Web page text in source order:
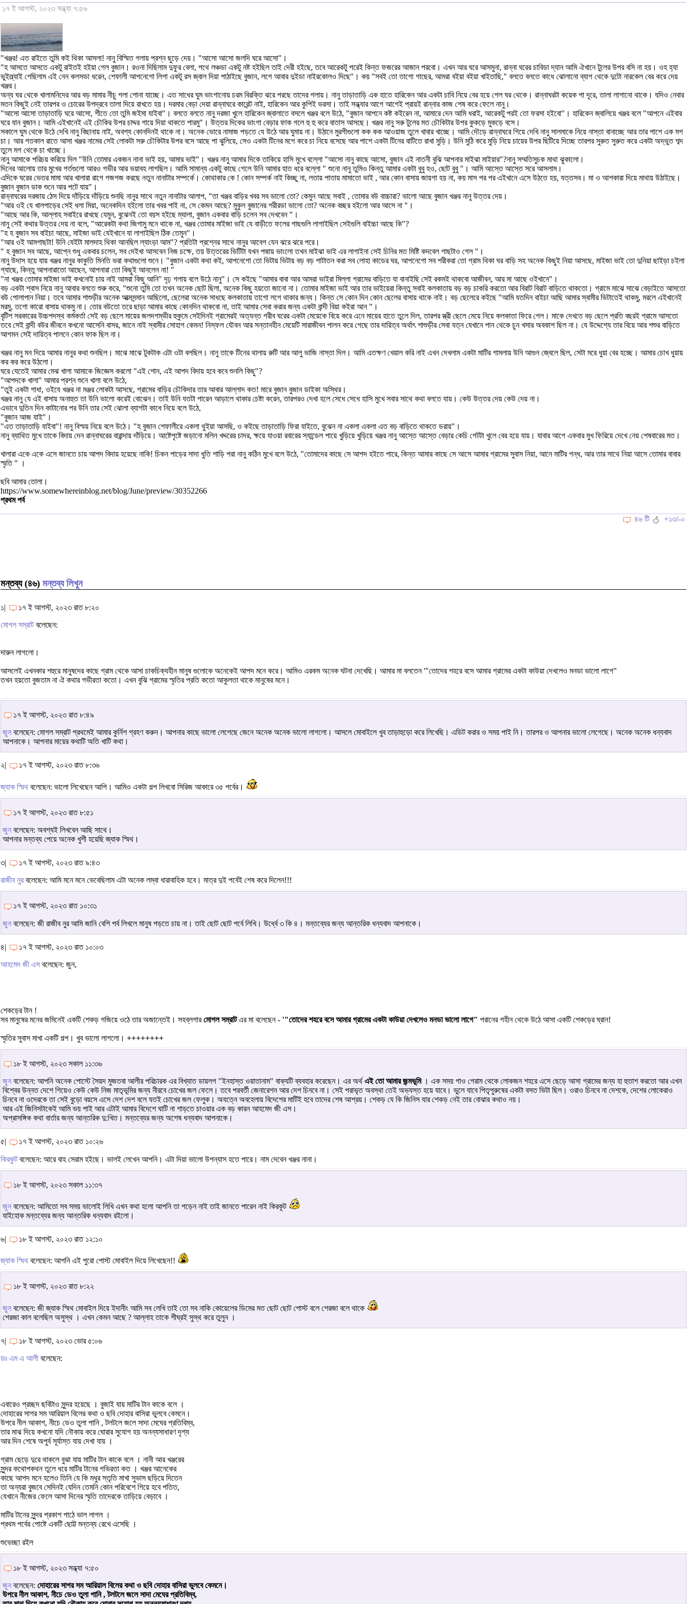
১৭ ই আগস্ট, ২০২৩ সন্ধ্যা ৭:৫৬
"খঞ্জর! এত রাইতে তুমি কই থিকা আসলা! নানু বিস্মিত গলায় প্রশ্ন ছুড়ে দেয়। "আসো আসো জলদি ঘরে আসো"।
"হ আসতে আসতে একটু রাইতই হইয়া গেল বুজান। রওনা দিছিলাম দুফুর বেলা, পথে লঞ্চডা একটু নষ্ট হইছিল তাই দেরী হইছে, তবে আরেকটু পরেই কিন্ত ফজরের আজান পরবো। এখন আর ঘরে আসমুনা, রান্না ঘরের চাবিডা দ্যান আমি ঐখানে টুলের উপর বসি না হয়। ওহ হ্যা
ভুইল্ল্যাই গেছিলাম এই নেন কলসডা ধরেন, শেফালী আপনেগো লিগা একটু রস জ্বাল দিয়া পাঠাইছে বুজান, লগে আবার দুইডা নাইরকোলও দিছে"। কয় "সবই তো তাগো গাছের, আমরা বইয়া বইয়া খাইতাছি," বলতে বলতে কাধে ঝোলানো ব্যাগ থেকে দুটো নারকেল বের করে দেয়
খঞ্জর।
অন্য ঘর থেকে খালামনিদের আর বড় মামার নীচু গলা শোনা যাচ্ছে। এত সাধের ঘুম ভাংগানোয় চরম বিরক্তি ঝরে পরছে তাদের গলায়। নানু তাড়াতাড়ি এক হাতে হারিকেন আর একটা চাবি নিয়ে বের হয়ে গেল ঘর থেকে। রান্নাঘরটা কয়েক পা দূরে, তালা লাগানো থাকে। যদিও নেবার
মতন কিছুই নেই তারপর ও চোরের উপদ্রবে তালা দিয়ে রাখতে হয়। দরমার বেড়া দেয়া রান্নাঘরে কারেন্ট নাই, হারিকেন আর কুপিই ভরসা। তাই সন্ধ্যার আগে আগেই প্রায়ই রান্নার কাজ শেষ করে ফেলে নানু।
"আসো আসো তাড়াতাড়ি ঘরে আসো, শীতে তো তুমি জইমা যাইবা"। বলতে বলতে নানু দরজা খুলে হারিকেন জ্বালাতে বসলে খঞ্জর বলে উঠে, "বুজান আপনে কষ্ট কইরেন না, আমারে দেন আমি ধরাই, আরেকটু পরই তো ফরসা হইবো"। হারিকেন জ্বালিয়ে খঞ্জর বলে "আপনে এইবার
ঘরে যান বুজান। আমি এইখানেই এই চৌকির উপর চাদ্দর গায়ে দিয়া থাকতে পারমু"। উত্তর দিকের ভাংগা বেড়ার ফাক গলে হু হু করে বাতাস আসছে। খঞ্জর নানু সরু টুলের মত চৌকিটার উপর কুকড়ে মুকড়ে বসে।
সকালে ঘুম থেকে উঠে দেখি নানু বিছানায় নাই, অবশ্য কোনদিনই থাকে না। অনেক ভোরে নামাজ পড়তে যে উঠে আর ঘুমায় না। উঠানে মুরগীগুলো কক কক আওয়াজ তুলে খাবার খাচ্ছে। আমি দৌড়ে রান্নাঘরে গিয়ে দেখি নানু সালমাকে নিয়ে নাস্তা বানাচ্ছে আর তার পাশে এক মগ
চা। আর গতকাল রাতে আসা খঞ্জর নামের সেই লোকটা সরু চৌকিটার উপর বসে আছে পা ঝুলিয়ে, সেও একটা টিনের মগে করে চা নিয়ে বসেছে আর পাশে একটা টিনের বাটিতে রাখা মুড়ি। উনি মুঠি করে মুড়ি নিয়ে চায়ের উপর ছিটিয়ে দিচ্ছে তারপর সুরুত সুরুত করে একটা অদ্ভুত শব্দ
তুলে মগ থেকে চা খাচ্ছে।
নানু আমাকে পরিচয় করিয়ে দিল "উনি তোমার একজন নানা ভাই হয়, আমার ভাই"। খঞ্জর নানু আমার দিকে তাকিয়ে হাসি মুখে বল্লো "আসো নানু কাছে আসো, বুজান এই নাতনী বুঝি আপনার মাইঝা মাইয়ার"?নানু সম্মতিসুচক মাথা ঝুকালো।
দিনের আলোয় তার মুখের গর্তগুলো আরও গভীর আর ভয়াবহ লাগছিল। আমি সামান্য একটু কাছে গেলে উনি আমার হাত ধরে বল্লো " শুনো নানু তুমিও কিন্তু আমার একটা বুবু হও, ছোট বুবু "। আমি আস্তে আস্তে সরে আসলাম।
এদিকে ঘরের ভেতর মামা আর খালারা রাগে গজগজ করছে নতুন নানাটার সম্পর্কে। কোথাকার কে ! কোন সম্পর্ক নাই কিচ্ছু না, লতায় পাতায় মামাতো ভাই , আর কোন বাসায় জায়গা হয় না, কয় মাস পর পর এইখানে এসে উঠতে হয়, যত্তসব। মা ও আশকারা দিয়ে মাথায় উঠাইছে।
বুজান বুজান ডাক শুনে আর পটে যায়"।
রান্নাঘরের দরজায় ঠেস দিয়ে দাঁড়িয়ে দাঁড়িয়ে শুনছি নানুর সাথে নতুন নানাটার আলাপ, "তা খঞ্জর বাড়ির খবর সব ভালো তো? কেমুন আছে সবাই , তোমার বউ বাচ্চারা? ভালো আছে বুজান খঞ্জর নানু উত্তর দেয়।
"আর ওই যে খালপাড়ের সেই ধলা মিয়া, অনেকদিন হইলো তার খবর পাই না, সে কেমন আছে? মুকুল বুজানের শরীরডা ভালো তো? অনেক বচ্ছর হইলো আর আসে না "।
"আছে আর কি, আল্লাহ সবাইরে রাখছে যেমুন, বুঝেনই তো বয়স হইছে ম্যালা, বুজান একবার বাড়ি চলেন সব দেখবেন "।
নানু সেই কথার উত্তর দেয় না বলে, "আরেকটা কথা জিগামু মনে থাকে না, খঞ্জর তোমার মাইজা ভাই যে বাড়ীতে ফলের গাছগুলি লাগাইছিল সেইগুলি বাইচ্চা আছে কি"?
"হ হ বুজান সব বাইচা আছে, মাইজা ভাই যেইখানে যা লাগাইছিল ঠিক তেমুন"।
"আর ওই আমগাছটা! উনি যেইটা মালদাহ থিকা আনছিল ল্যাংড়া আম"? প্রতিটা প্রশ্নের সাথে নানুর আবেগ যেন ঝরে ঝরে পরে।
" হ বুজান সব আছে, আপ্নে শুধু একবার চলেন, সব দেইখা আসবেন নিজ চক্ষে, তয় উত্তরের ভিটিটা যখন পদ্মায় ভাংলো তখন মাইঝা ভাই এর লাগাইনা সেই চিনির মত মিষ্টি কদবেল গাছটাও গেল "।
নানু উদাস হয়ে যায় খঞ্জর নানুর কাকুতি মিনতি ভরা কথাগুলো শুনে। "বুজান একটা কথা কই, আপনেগো তো ভিটায় ভিটায় বড় বড় পাটাতন করা সব লোহা কাডের ঘর, আপনেগো সব শরীকরা তো গ্রাম থিকা ঘর বাড়ি সহ অনেক কিছুই নিয়া আসছে, মাইজা ভাই তো দুনিয়া ছাইড়া চইলা
গ্যাছে, কিন্তু আপনারাতো আছেন, আপনারা তো কিছুই আনলেন না! "
"না খঞ্জর তোমার মাইজা ভাই কখনোই চায় নাই আমরা কিছু আনি" দৃঢ় গলায় বলে উঠে নানু"। সে কইছে "আমার বাবা আর আমরা ভাইরা মিল্লা গ্রামের বাড়িতে যা বানাইছি সেই রকমই থাকবো আজীবন, আর মা আছে ওইখানে"।
বড় একটা শ্বাস নিয়ে নানু আবার বলতে শুরু করে, "শুনো তুমি তো তখন অনেক ছোট ছিলা, অনেক কিছু হয়তো জানো না। তোমার মাইজা ভাই আর তার ভাইয়েরা কিন্তু সবাই কলকাতায় বড় বড় চাকরি করতো আর বিরাট বিরাট বাড়িতে থাকতো। গ্রামে মাঝে সাঝে বেড়াইতে আসতো
বউ পোলাপান নিয়া। তবে আমার শাশুড়ীর অনেক আত্মসন্মান আছিলো, ছেলেরা অনেক সাধছে কলকাতায় তাগো লগে থাকার জন্য। কিন্ত সে কোন দিন কোন ছেলের বাসায় থাকে নাই। বড় ছেলেরে কইছে "আমি যতদিন বাইচা আছি আমার স্বামীর ভিটাতেই থাকমু, মরলে এইখানেই
মরমু, তগো কারো বাসায় থাকমু না। তোর বউতো তরে ছাড়া আমার কাছে কোনদিন থাকবো না, তাই আমার সেবা করার জন্য একটা বান্দী বিয়া কইরা আন "।
বৃটিশ সরকারের উচ্চপদস্থ কর্মকর্তা সেই বড় ছেলে মায়ের জলদগম্ভীর হুকুমে সেইদিনই গ্রামেরই অত্যন্ত গরীব ঘরের একটা মেয়েকে বিয়ে করে এনে মায়ের হাতে তুলে দিল, তারপর স্ত্রী ছেলে মেয়ে নিয়ে কলকাতা ফিরে গেল। মাকে দেখতে বড় ছেলে প্রতি বছরই গ্রামে আসতো
তবে সেই বান্দী বউর জীবনে কখনো আসেনি বাসর, জানে নাই স্বামীর সোহাগ কেমন! নিস্ফল যৌবন আর সন্তানহীন মেয়েটি সারাজীবন পালন করে গেছে তার দায়িত্ব অর্থাৎ শাশুড়ীর সেবা যত্ন যেখানে পান থেকে চুন খসার অবকাশ ছিল না। যে উদ্দেশ্যে তার বিয়ে আর শশুর বাড়িতে
আগমন সেই দায়িত্ব পালনে কোন ফাক ছিল না।
খঞ্জর নানু মন দিয়ে আমার নানুর কথা শুনছিল। মাঝে মাঝে টুকটাক এটা ওটা বলছিল। নানু তাকে টিনের থালায় রুটি আর আলু ভাজি নাস্তা দিল। আমি এতক্ষণ খেয়াল করি নাই এখন দেখলাম একটা মাটির গামলায় উনি আগুন জ্বেলে ছিল, সেটা মরে ধুয়া বের হচ্ছে। আমার চোখ ধুয়ায়
কর কর করে উঠলো।
ঘরে যেতেই আমার মেঝ খালা আমাকে জিজ্ঞেস করলো "এই শোন, এই আপদ বিদায় হবে কবে শুনলি কিছু"?
"আপদকে খালা" আমার প্রশ্ন শুনে খালা বলে উঠে,
"তুই একটা গাধা, ওইযে খঞ্জর না মঞ্জর লোকটা আসছে, গ্রামের বাড়ির চৌকিদার তার আবার আল্লাদ কত! মারে বুজান বুজান ডাইকা অস্থির।
খঞ্জর নানু যে এই বাসায় অনাহুত তা উনি ভালো করেই বোঝেন। তাই উনি যতটা পারেন আড়ালে থাকার চেষ্টা করেন, তারপরও দেখা হলে সেধে সেধে হাসি মুখে সবার সাথে কথা বলতে যায়। কেউ উত্তর দেয় কেউ দেয় না।
এভাবে দুতিন দিন কাটানোর পর উনি তার সেই ঝোলা ব্যাগটা কাধে নিয়ে বলে উঠে,
"বুজান আজ যাই"।
"এত তাড়াতাড়ি যাইবা"! নানু বিস্ময় নিয়ে বলে উঠে। "হ বুজান শেফালীরে একলা থুইয়া আসছি, ও কইছে তাড়াতাড়ি ফিরা যাইতে, বুঝেন না একলা একলা এত বড় বাড়িতে থাকতে ডরায়"।
নানু ব্যাথিত মুখে তাকে বিদায় দেন রান্নাঘরের বারান্দায় দাঁড়িয়ে। আষ্টেপৃষ্টে জড়ানো মলিন খদ্দরের চাদর, ক্ষয়ে যাওয়া রবারের স্যান্ডেল পায়ে খুড়িয়ে খুড়িয়ে খঞ্জর নানু আস্তে আস্তে বেড়ার কেচি গেটটা খুলে বের হয়ে যায়। যাবার আগে একবার মুখ ফিরিয়ে দেখে নেয় শেষবারের মত।
খালারা একে একে এসে জানতে চায় আপদ বিদায় হয়েছে নাকি! চিকন পাড়ের সাদা ধুতি শাড়ি পরা নানু কঠিন মুখে বলে উঠে, "তোমাদের কাছে সে আপদ হইতে পারে, কিন্ত আমার কাছে সে আসে আমার গ্রামের সুবাস নিয়া, আনে মাটির গন্ধ, আর তার সাথে নিয়া আসে তোমার বাবার
স্মৃতি " ।
ছবি আমার তোলা।
https://www.somewhereinblog.net/blog/June/preview/30352266
প্রথম পর্ব
৪৬ টি +১৩/-০
মন্তব্য (৪৬) মন্তব্য লিখুন
১| ১৭ ই আগস্ট, ২০২৩ রাত ৮:২০
মোগল সম্রাটবলেছেন:
দারুন লাগলো।
আসলেই এখনকার শহুরে মানুষদের কাছে গ্রাম থেকে আসা চাকচিক্যহীন মানুষ গুলোকে অনেকেই আপদ মনে করে। আমিও এরকম অনেক ঘটনা দেখেছি। আমার মা বলতেন '"তোদের শহরে বসে আমার গ্রামের একটা কাউয়া দেখলেও মনডা ভালো লাগে"
তখন হয়তো বুজতাম না ঐ কথার গভীরতা কতো। এখন বুঝি গ্রামের স্মৃতির প্রতি কতো আকুলতা থাকে মানুষের মনে।
১৭ ই আগস্ট, ২০২৩ রাত ৮:৪৯
জুন বলেছেন: মোগল সম্রাট প্রথমেই আমার কুর্নিশ গ্রহণ করুন। আপনার কাছে ভালো লেগেছে জেনে অনেক অনেক ভালো লাগলো। আসলে মোবাইলে খুব তাড়াহুড়ো করে লিখেছি। এডিট করার ও সময় পাই নি। তারপর ও আপনার ভালো লেগেছে। অনেক অনেক ধন্যবাদ
আপনাকে। আপনার মায়ের কথাটি অতি খাটি কথা।
২| ১৭ ই আগস্ট, ২০২৩ রাত ৮:৩৬
জ্যাক স্মিথ বলেছেন: ভালো লিখেছেন আপি। আমিও একটা গল্প লিখবো সিরিজ আকারে ৩৫ পর্বের।
১৭ ই আগস্ট, ২০২৩ রাত ৮:৫১
জুন বলেছেন: অবশ্যই লিখবেন আছি সাথে।
আপনার মন্তব্য পেয়ে অনেক খুশী হয়েছি জ্যাক স্মিথ।
৩| ১৭ ই আগস্ট, ২০২৩ রাত ৯:৪৩
রাজীব নুরবলেছেন: আমি মনে মনে ভেবেছিলাম এটা অনেক লম্বা ধারাবাহিক হবে। মাত্র দুই পর্বেই শেষ করে দিলেন!!!
১৭ ই আগস্ট, ২০২৩ রাত ১০:৩১
জুন বলেছেন: জী রাজীব নুর আমি জানি বেশি পর্ব লিখলে মানুষ পড়তে চায় না। তাই ছোট ছোট পর্বে লিখি। উর্ধ্বে ৩ কি ৪। মন্তব্যের জন্য আন্তরিক ধন্যবাদ আপনাকে।
৪| ১৭ ই আগস্ট, ২০২৩ রাত ১০:০৩
আহমেদ জী এস বলেছেন: জুন,
শেকড়ের টান !
সব মানুষের মনের জমিনেই একটি শেকড় গজিয়ে ওঠে তার অজান্তেই। সহব্লগারমোগল সম্রাটএর মা বলেছেন - '"তোদের শহরে বসে আমার গ্রামের একটা কাউয়া দেখলেও মনডা ভালো লাগে" পরানের গহীন থেকে উঠে আসা একটি শেকড়ের ঘ্রান!
স্মৃতির সুবাস মাখা একটি গল্প। খুব ভালো লাগলো। ++++++++
১৮ ই আগস্ট, ২০২৩ সকাল ১১:৩৬
জুন বলেছেন: আপনি অনেক পোস্টে সৈয়দ মুজতবা আলীর পরিচারক এর বিখ্যাত ডায়লগ "ইনহাস্ত ওয়াতানাম" বাক্যটি ব্যবহার করেছেন। এর অর্থ এই তো আমার জন্মভূমি । এক সময় গাও গেরাম থেকে লোকজন শহরে এসে ছেড়ে আসা গ্রামের জন্য হা হুতাশ করতো আর এখন
বিশ্বের উন্নত দেশে গিয়েও কেউ কেউ নিজ মাতৃভূমির জন্য নীরবে চোখের জল ফেলে। তবে পরবর্তী জেনারেশন আর দেশ চিনবে না। সেই পরাভৃত অবস্থা তেই অভ্যস্ত হয়ে যাবে। ভুলে যাবে পিতৃপুরুষের একটা বসত ভিটা ছিল। ওরাও চিনবে না দেশকে, দেশের লোকেরাও
চিনবে না ওদেরকে তা সেই বুড়ো বয়সে এসে দেশ দেশ বলে যতই চোখের জল ফেলুক। অযত্নে অবহেলায় বিদেশের মাটিই হবে তাদের শেষ আশ্রয়। শেকড় যে কি জিনিস যার শেকড় নেই তার বোঝার কথাও নয়।
আর এই জিনিসটাকেই আমি ভয় পাই আর এটাই আমার বিদেশে ঘাটি না গাড়তে চাওয়ার এক বড় কারন আহমেদ জী এস।
অপ্রাসঙ্গিক কথা বার্তার জন্য আন্তরিক দু:খিত। মন্তব্যের জন্য অশেষ ধন্যবাদ আপনাকে।
৫| ১৭ ই আগস্ট, ২০২৩ রাত ১০:২৬
কিরকুটবলেছেন: আরে বাহ সেরাম হইছে। ভালই লেখেন আপনি। এটা দিয়া ভালো উপন্যাস হতে পারে। নাম দেবেন খঞ্জর নানা।
১৮ ই আগস্ট, ২০২৩ সকাল ১১:৩৭
জুন বলেছেন: আমিতো সব সময় ভালোই লিখি এখন কথা হলো আপনি তা পড়েন নাই তাই জানতে পারেন নাই কিরকূট
যাইহোক মন্তব্যের জন্য আন্তরিক ধন্যবাদ রইলো।
৬| ১৮ ই আগস্ট, ২০২৩ রাত ১২:১০
জ্যাক স্মিথ বলেছেন: আপনি এই পুরো পোস্ট মোবাইল দিয়ে লিখেছেন!!
১৮ ই আগস্ট, ২০২৩ রাত ৮:২২
জুন বলেছেন: জী জ্যাক স্মিথ মোবাইল দিয়ে ইদানীং আমি সব লেখি তাই তো সব নাকি কোয়েলের ডিমের মত ছোট ছোট পোস্ট বলে শেরজা বলে থাকে
শেরজা কাল বলেছিল অসুস্থ । এখন কেমন আছে ? আল্লাহ তাকে শীঘ্রই সুস্থ করে তুলুন ।
৭| ১৮ ই আগস্ট, ২০২৩ ভোর ৫:০৬
ডঃ এম এ আলী বলেছেন:
এবারেও প্রচ্ছদ ছবিটাও সুন্দর হয়েছে । বুজাই যায় মাটির টান কাকে বলে ।
দোহারের সাগর সম আরিয়াল বিলের কথা ও ছবি দোহার বাসিরা ভুলবে কেমনে।
উপরে নীল আকাশ, নীচে ডেও তুলা পানি , টলটলে জলে সাদা মেঘের প্রতিবিম্ব,
তার মাঝ দিয়ে কখনো যদি নৌকায় করে ঘোরার সুযোগ হয় অনন্যসাধারণ দৃশ্য
আর দিন শেষে অপুর্ব সূর্যাস্ত যায় দেখা যায় ।
গ্রাম ছেড়ে দুরে থাকলে বুঝা যায় মাটির টান কাকে বলে । নানী আর খঞ্জরের
সুন্দর কথোপকথন তুলে ধরে মাটির টানের গভিরতা কত । খঞ্জর আনেকের
কাছে আপদ মনে হলেও তিনি যে কি মধুর স্তৃতি মাখা সুভাস ছড়িয়ে দিতেন
তা অন্যরা বুজবে সেদিনই যেদিন তেমনি কোন পরিবেশে গিয়ে হবে পতিত,
যেখানে নীজের ফেলে আসা দিনের স্মৃতি তাদেরকে তাড়িয়ে বেড়াবে ।
মাটির টানের সুন্দর প্রকাশ পাঠে ভাল লাগল ।
প্রথম পর্বের পোষ্টে একটি ছোট্ট মন্তব্য রেখে এসেছি ।
শুভেচ্ছা রইল
১৮ ই আগস্ট, ২০২৩ সন্ধ্যা ৭:৫০
জুন বলেছেন: দোহারের সাগর সম আরিয়াল বিলের কথা ও ছবি দোহার বাসিরা ভুলবে কেমনে।
উপরে নীল আকাশ, নীচে ডেও তুলা পানি , টলটলে জলে সাদা মেঘের প্রতিবিম্ব,